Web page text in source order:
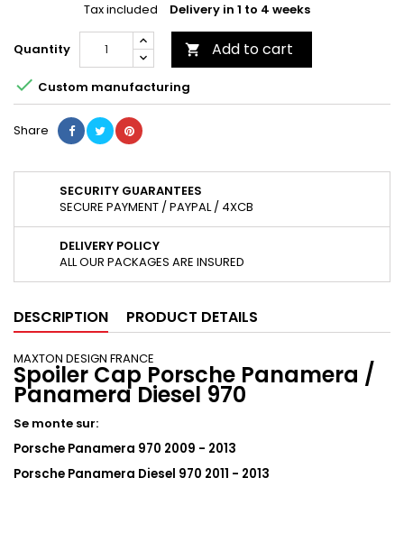
Tax included Delivery in 1 to 4 weeks
Quantity  Add to cart
 Custom manufacturing
Share
SECURITY GUARANTEES
SECURE PAYMENT / PAYPAL / 4XCB
DELIVERY POLICY
ALL OUR PACKAGES ARE INSURED
DESCRIPTION PRODUCT DETAILS
MAXTON DESIGN FRANCE
Spoiler Cap Porsche Panamera /
Panamera Diesel 970
Se monte sur:
Porsche Panamera 970 2009 - 2013
Porsche Panamera Diesel 970 2011 - 2013